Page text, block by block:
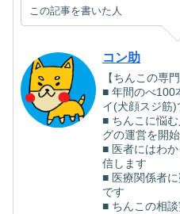
この記事を書いた人
コン助
【ちんこの専門
■ 年間のべ100
イ(犬顔スジ筋)
■ ちんこに悩
グの運営を開始
■ 医者にはわ
信します
■ 医療関係者
です
■ ちんこの相